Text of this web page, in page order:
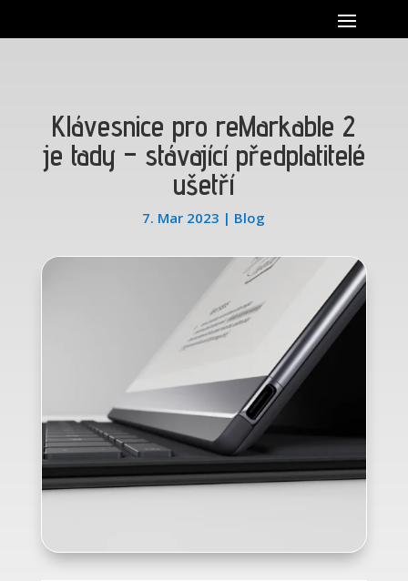
Klávesnice pro reMarkable 2
je tady – stávající předplatitelé
ušetří
7. Mar 2023 | Blog